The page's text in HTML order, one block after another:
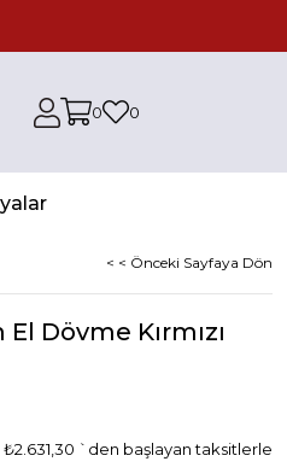
0 0
< < Önceki Sayfaya Dön
Dövme Kırmızı
₺2.631,30 `den başlayan taksitlerle